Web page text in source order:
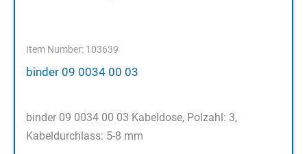
Item Number: 103639
binder 09 0034 00 03
binder 09 0034 00 03 Kabeldose, Polzahl: 3,
Kabeldurchlass: 5-8 mm